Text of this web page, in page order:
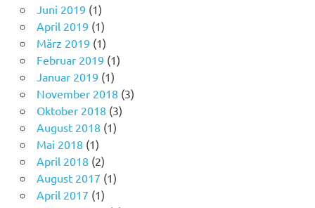
Juni 2019 (1)
April 2019 (1)
März 2019 (1)
Februar 2019 (1)
Januar 2019 (1)
November 2018 (3)
Oktober 2018 (3)
August 2018 (1)
Mai 2018 (1)
April 2018 (2)
August 2017 (1)
April 2017 (1)